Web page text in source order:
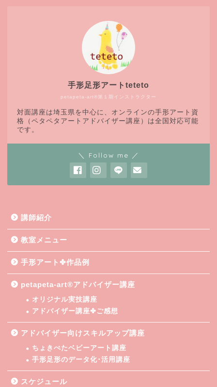
petapeta-art®第１期インストラクター
手形足形アートteteto
対面講座は埼玉県を中心に、オンラインの手形アート資
格（ペタペタアートアドバイザー講座）は全国対応可能
です。
＼ Follow me ／
講師紹介
教室メニュー
手形アート✤作品例
petapeta-art®アドバイザー講座
オリジナル実技講座
アドバイザー講座✤ご感想
アドバイザー向けスキルアップ講座
ちょきぺたベビーアート講座
手形足形のデータ化･活用講座
スケジュール